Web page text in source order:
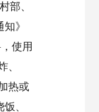
部、
》
使用
、
热或
、